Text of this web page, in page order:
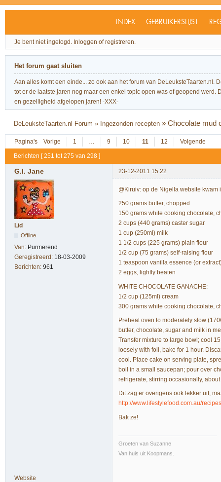
INDEX GEBRUIKERSLIJST
Je bent niet ingelogd. Inloggen of registreren.
Het forum gaat sluiten
Aan alles komt een einde... zo ook aan het forum van
tot er de laatste jaren nog maar een enkel topic open was of geopend
en gezelligheid afgelopen jaren! -XXX-
DeLeuksteTaarten.nl Forum » Ingezonden recepten »Chocolate mud
Pagina's Vorige 1 … 9 10 11 12 Volgende
Berichten [ 251 tot 275 van 298 ]
G.I. Jane 23-12-2011 15:22
Lid
Offline
Van: Purmerend
Geregistreerd: 18-03-2009
Berichten: 961
@Kiruiv: op de Nigella website kwam
250 grams butter, chopped
150 grams white cooking chocolate,
2 cups (440 grams) caster sugar
1 cup (250ml) milk
1 1/2 cups (225 grams) plain flour
1/2 cup (75 grams) self-raising flour
1 teaspoon vanilla essence (or
2 eggs, lightly beaten
WHITE CHOCOLATE GANACHE:
1/2 cup (125ml) cream
300 grams white cooking chocolate,
Preheat oven to moderately slow
butter, chocolate, sugar and milk in
Transfer mixture to large bowl; cool
loosely with foil, bake for 1 hour.
cool. Place cake on serving plate,
boil in a small saucepan; pour over
refrigerate, stirring occasionally,
Dit zag er overigens ook lekker uit,
http://www.lifestylefood.com.au/
Bak ze!
Groeten van Suzanne
Van huis uit Koopmans.
Website